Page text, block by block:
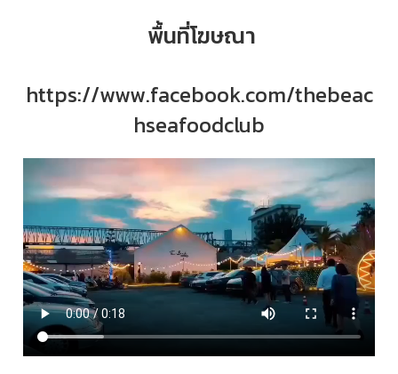
พื้นที่โฆษณา
https://www.facebook.com/thebeac
hseafoodclub